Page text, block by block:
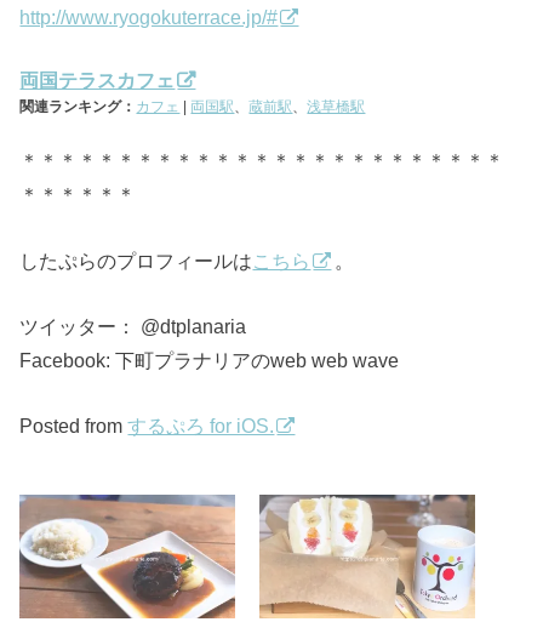
http://www.ryogokuterrace.jp/#
両国テラスカフェ
関連ランキング： カフェ 両国駅、蔵前駅、浅草橋駅
＊＊＊＊＊＊＊＊＊＊＊＊＊＊＊＊＊＊＊＊＊＊＊＊＊
＊＊＊＊＊＊
したぷらのプロフィールは こちら
ツイッター： @dtplanaria
Facebook: 下町プラナリアのweb web wave
Posted fromするぷろ for iOS.